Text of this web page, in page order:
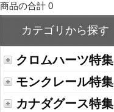
商品の合計 0
カテゴリから探す
クロムハーツ特集
モンクレール特集
カナダグース特集